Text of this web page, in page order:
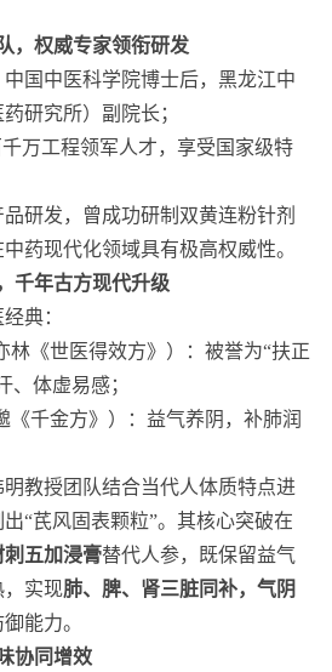
，权威专家领衔研发
中国中医科学院博士后，黑龙江中
研究所）副院长；
千万工程领军人才，享受国家级特
研发，曾成功研制双黄连粉针剂
药现代化领域具有极高权威性。
千年古方现代升级
典：
林《世医得效方》）：被誉为“扶正
、体虚易感；
《千金方》）：益气养阴，补肺润
教授团队结合当代人体质特点进
“芪风固表颗粒”。其核心突破在
五加浸膏替代人参，既保留益气
，实现肺、脾、肾三脏同补，气阴
能力。
协同增效